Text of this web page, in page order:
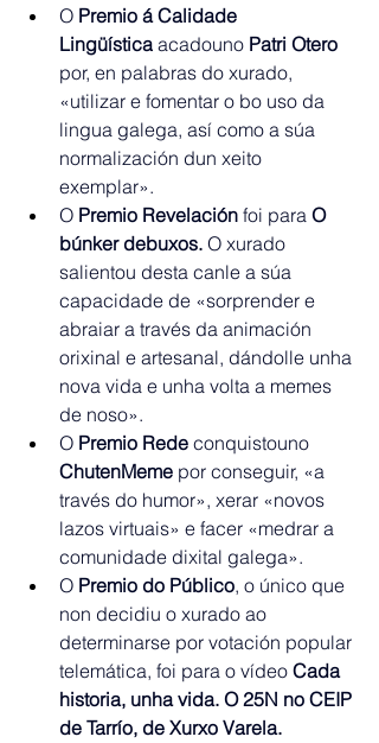
O Premio á Calidade
Lingüística acadouno Patri Otero
por, en palabras do xurado,
«utilizar e fomentar o bo uso da
lingua galega, así como a súa
normalización dun xeito
exemplar».
O Premio Revelación foi para O
búnker debuxos. O xurado
salientou desta canle a súa
capacidade de «sorprender e
abraiar a través da animación
orixinal e artesanal, dándolle unha
nova vida e unha volta a memes
de noso».
O Premio Rede conquistouno
ChutenMeme por conseguir, «a
través do humor», xerar «novos
lazos virtuais» e facer «medrar a
comunidade dixital galega».
O Premio do Público, o único que
non decidiu o xurado ao
determinarse por votación popular
telemática, foi para o vídeo Cada
historia, unha vida. O 25N no CEIP
de Tarrío, de Xurxo Varela.